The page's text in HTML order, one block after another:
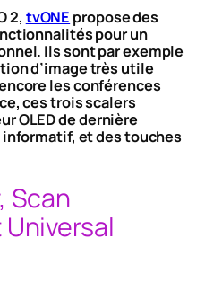
2, tvONE propose des
pour un
Ils sont par exemple
d’image très utile
les conférences
ces trois scalers
OLED de dernière
et des touches
Scan